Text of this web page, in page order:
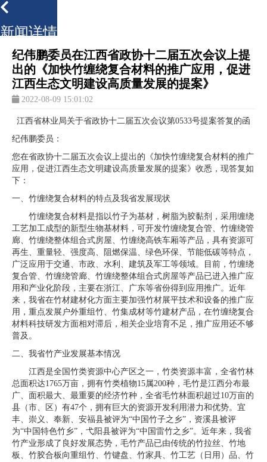
新闻详情
纪伟鹏委员在江西省政协十二届五次会议上提
出的《加快竹缠绕复合材料的推广应用，促进
江西生态文明建设高质量发展的提案》
2022-08-09 15:01:02
江西省林业局关于省政协十二届五次会议第0533号提案答复的函
纪伟鹏委员：
您在省政协十二届五次会议上提出的《加快竹缠绕复合材料的推广
应用，促进江西生态文明建设高质量发展的提案》收悉，现答复如
下：
一、竹缠绕复合材料的特点及我省发展现状
竹缠绕复合材料是指以竹子为基材，树脂为胶黏剂，采用缠绕
工艺加工成型的新型生物基材料，可开发竹缠绕复合管、竹缠绕管
廊、竹缠绕整体组合式房屋、竹缠绕高铁车厢等产品，具有资源可
再生、重量轻、强度高、阻燃保温、绿色环保、节能低碳等特点，
广泛应用于交通、市政、水利、建筑及军工等领域。目前，竹缠绕
复合管、竹缠绕管廊、竹缠绕整体组合式房屋等产品已进入推广应
用和产业化阶段，主要在浙江、广东等省份得到应用推广。近年
来，我省在竹材建材化方面主要加强竹材展平技术和设备的推广应
用，重点发展户外重组竹、竹集成材等竹建材产品，在竹缠绕复合
材料科技研发方面相对滞后，相关企业培育不足，推广应用还不够
普及。
二、我省竹产业发展基本情况
江西是全国竹类资源中心产区之一，竹类资源丰富，全省竹林
总面积达1765万亩，拥有竹类植物15属200种，毛竹是江西分布最
广、面积最大、最重要的经济竹种，全省毛竹林面积超过10万亩的
县（市、区）有47个，拥有巨大的资源开发利用潜力和优势。宜
丰、崇义、奉新、安福县被评为“中国竹子之乡”，资溪县被评
为“中国特色竹乡”，弋阳县被评为“中国雷竹之乡”。近年来，我省
竹产业形成了良好发展态势，毛竹产品已由传统的竹拉丝、竹地
板、竹胶合板向重组竹、竹键盘、竹家具、竹工艺（日用）品、竹